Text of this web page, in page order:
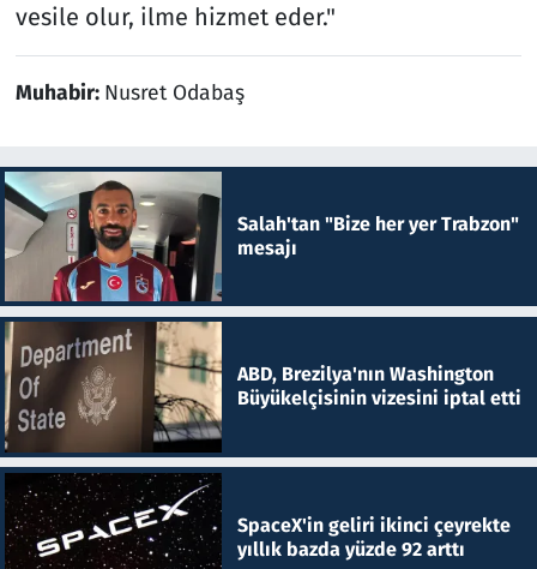
vesile olur, ilme hizmet eder."
Muhabir: Nusret Odabaş
Salah'tan "Bize her yer Trabzon"
mesajı
ABD, Brezilya'nın Washington
Büyükelçisinin vizesini iptal etti
SpaceX'in geliri ikinci çeyrekte
yıllık bazda yüzde 92 arttı